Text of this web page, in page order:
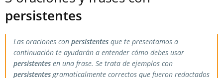
persistentes
Las oraciones con persistentes que te presentamos a
continuación te ayudarán a entender cómo debes usar
persistentes en una frase. Se trata de ejemplos con
persistentesgramaticalmente correctos que fueron redactados